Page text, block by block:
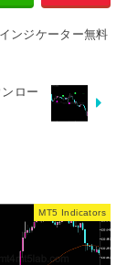
ンジケーター無料
ロー
MT5 Indicators